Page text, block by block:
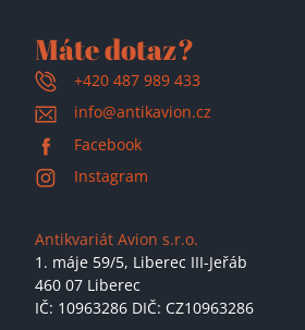
Máte dotaz?
+420 487 989 433
info@antikavion.cz
Facebook
Instagram
Antikvariát Avion s.r.o.
1. máje 59/5, Liberec III-Jeřáb
460 07 Liberec
IČ: 10963286 DIČ: CZ10963286